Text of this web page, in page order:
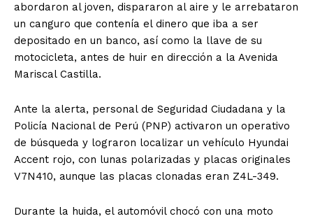
abordaron al joven, dispararon al aire y le arrebataron
un canguro que contenía el dinero que iba a ser
depositado en un banco, así como la llave de su
motocicleta, antes de huir en dirección a la Avenida
Mariscal Castilla.
Ante la alerta, personal de Seguridad Ciudadana y la
Policía Nacional de Perú (PNP) activaron un operativo
de búsqueda y lograron localizar un vehículo Hyundai
Accent rojo, con lunas polarizadas y placas originales
V7N410, aunque las placas clonadas eran Z4L-349.
Durante la huida, el automóvil chocó con una moto